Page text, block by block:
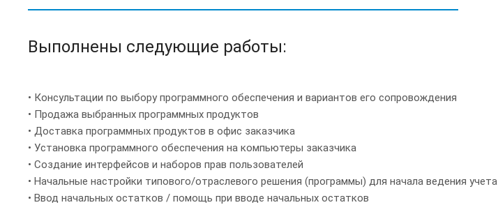
Выполнены следующие работы:
• Консультации по выбору программного обеспечения и вариантов его сопровождения
• Продажа выбранных программных продуктов
• Доставка программных продуктов в офис заказчика
• Установка программного обеспечения на компьютеры заказчика
• Создание интерфейсов и наборов прав пользователей
• Начальные настройки типового/отраслевого решения (программы) для начала ведения учета
• Ввод начальных остатков / помощь при вводе начальных остатков